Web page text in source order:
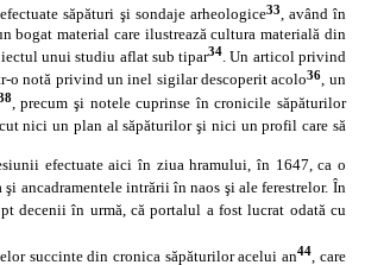
săpături şi sondaje arheologice33, având în
material care ilustrează cultura materială din
unui studiu aflat sub tipar34. Un articol privind
notă privind un inel sigilar descoperit acolo36, un
, precum şi notele cuprinse în cronicile săpăturilor
nici un plan al săpăturilor şi nici un profil care să
efectuate aici în ziua hramului, în 1647, ca o
ancadramentele intrării în naos şi ale ferestrelor. În
decenii în urmă, că portalul a fost lucrat odată cu
succinte din cronica săpăturilor acelui an44, care